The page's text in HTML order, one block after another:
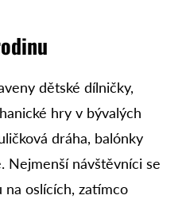
dětské dílničky,
hry v bývalých
dráha, balónky
Nejmenší návštěvníci se
na oslících, zatímco